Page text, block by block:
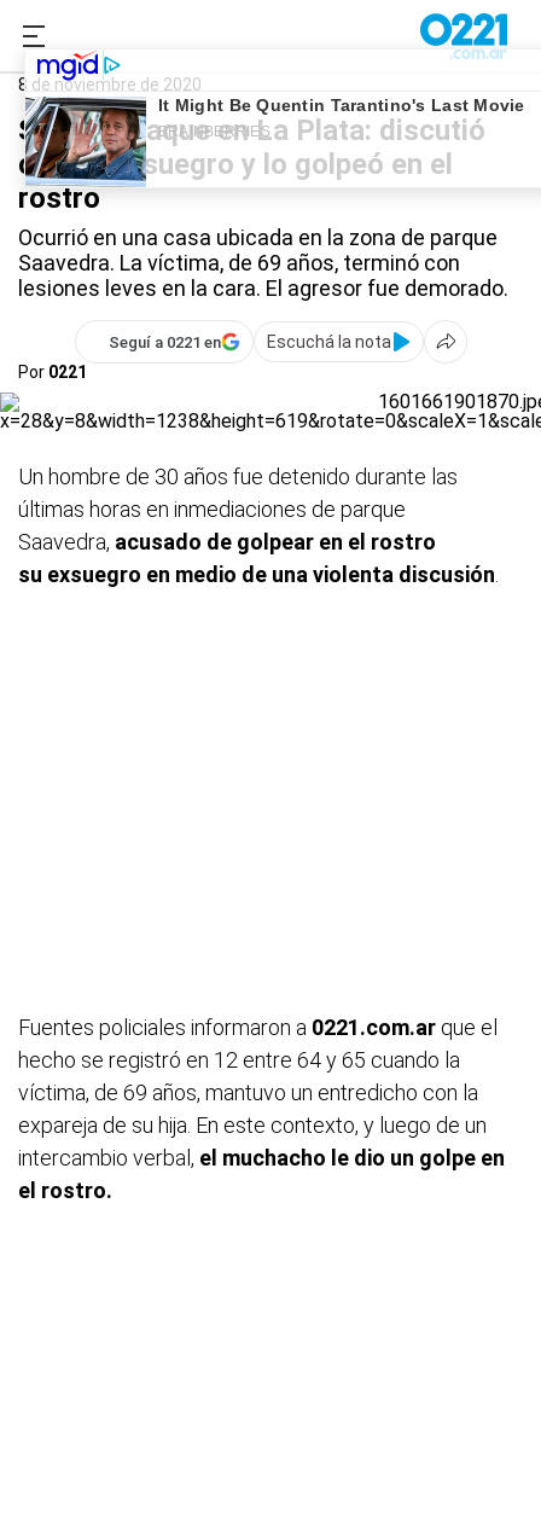
0221.com.ar
8 de noviembre de 2020
Salvaje ataque en La Plata: discutió
con su exsuegro y lo golpeó en el
rostro
Ocurrió en una casa ubicada en la zona de parque
Saavedra. La víctima, de 69 años, terminó con
lesiones leves en la cara. El agresor fue demorado.
Seguí a 0221 en
Escuchá la nota
Por 0221
Un hombre de 30 años fue detenido durante las
últimas horas en inmediaciones de parque
Saavedra, acusado de golpear en el rostro
su exsuegro en medio de una violenta discusión
Fuentes policiales informaron a 0221.com.ar que el
hecho se registró en 12 entre 64 y 65 cuando la
víctima, de 69 años, mantuvo un entredicho con la
expareja de su hija. En este contexto, y luego de un
intercambio verbal, el muchacho le dio un golpe en
el rostro.